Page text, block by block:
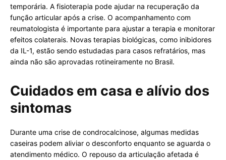
temporária. A fisioterapia pode ajudar na recuperação da
função articular após a crise. O acompanhamento com
reumatologista é importante para ajustar a terapia e monitorar
efeitos colaterais. Novas terapias biológicas, como inibidores
da IL-1, estão sendo estudadas para casos refratários, mas
ainda não são aprovadas rotineiramente no Brasil.
Cuidados em casa e alívio dos
sintomas
Durante uma crise de condrocalcinose, algumas medidas
caseiras podem aliviar o desconforto enquanto se aguarda o
atendimento médico. O repouso da articulação afetada é